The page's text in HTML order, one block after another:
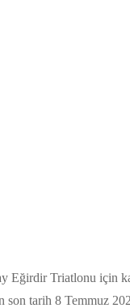
Triatlonu için
tarih 8 Temmuz